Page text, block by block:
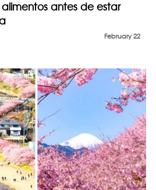
alimentos antes de estar
February 22